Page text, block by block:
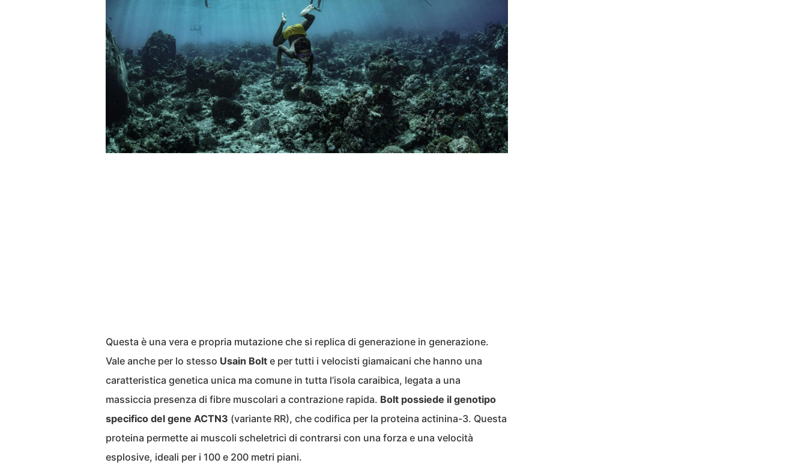
Questa è una vera e propria mutazione che si replica di generazione in generazione.
Vale anche per lo stesso Usain Bolt e per tutti i velocisti giamaicani che hanno una
caratteristica genetica unica ma comune in tutta l’isola caraibica, legata a una
massiccia presenza di fibre muscolari a contrazione rapida. Bolt possiede il genotipo
specifico del gene ACTN3 (variante RR), che codifica per la proteina actinina-3. Questa
proteina permette ai muscoli scheletrici di contrarsi con una forza e una velocità
esplosive, ideali per i 100 e 200 metri piani.